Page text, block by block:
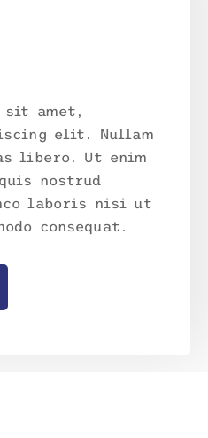
sit amet,
elit. Nullam
libero. Ut enim
nostrud
laboris nisi ut
consequat.